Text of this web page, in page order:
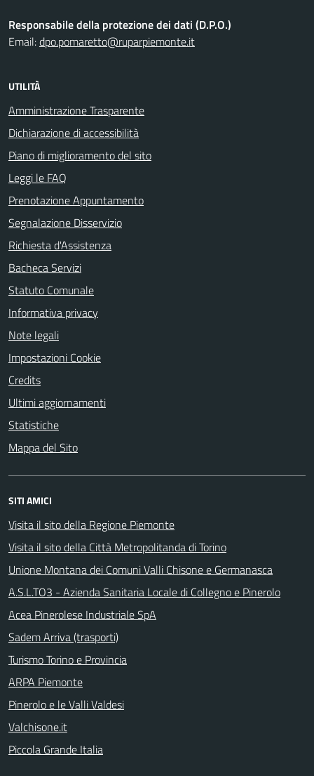
Responsabile della protezione dei dati (D.P.O.)
Email:dpo.pomaretto@ruparpiemonte.it
UTILITÀ
Amministrazione Trasparente
Dichiarazione di accessibilità
Piano di miglioramento del sito
Leggi le FAQ
Prenotazione Appuntamento
Segnalazione Disservizio
Richiesta d'Assistenza
Bacheca Servizi
Statuto Comunale
Informativa privacy
Note legali
Impostazioni Cookie
Credits
Ultimi aggiornamenti
Statistiche
Mappa del Sito
SITI AMICI
Visita il sito della Regione Piemonte
Visita il sito della Città Metropolitanda di Torino
Unione Montana dei Comuni Valli Chisone e Germanasca
A.S.L.TO3 - Azienda Sanitaria Locale di Collegno e Pinerolo
Acea Pinerolese Industriale SpA
Sadem Arriva (trasporti)
Turismo Torino e Provincia
ARPA Piemonte
Pinerolo e le Valli Valdesi
Valchisone.it
Piccola Grande Italia